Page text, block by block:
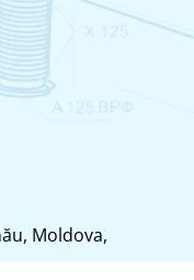
Moldova,